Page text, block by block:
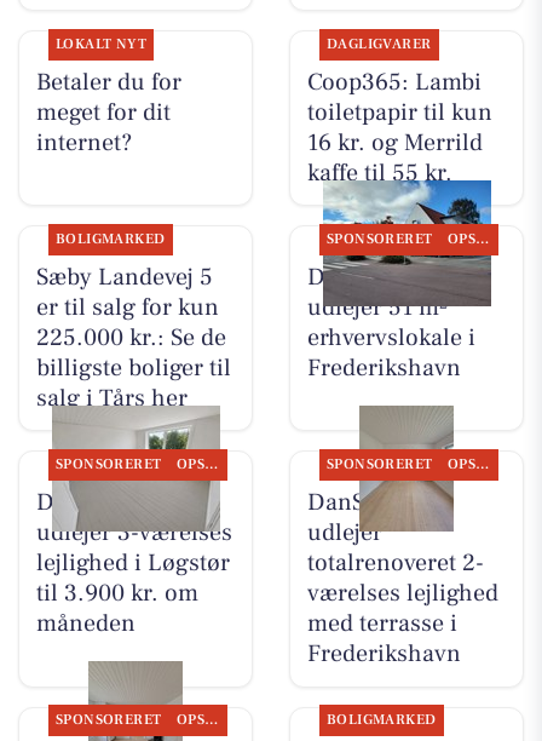
LOKALT NYT
Betaler du for
meget for dit
internet?
DAGLIGVARER
Coop365: Lambi
toiletpapir til kun
16 kr. og Merrild
kaffe til 55 kr.
BOLIGMARKED
Sæby Landevej 5
er til salg for kun
225.000 kr.: Se de
billigste boliger til
salg i Tårs her
SPONSORERET OPSLAGSTAVLEN
DanSeb ApS
udlejer 51 m²
erhvervslokale i
Frederikshavn
SPONSORERET OPSLAGSTAVLEN
DanSeb ApS
udlejer 3-værelses
lejlighed i Løgstør
til 3.900 kr. om
måneden
SPONSORERET OPSLAGSTAVLEN
DanSeb ApS
udlejer
totalrenoveret 2-
værelses lejlighed
med terrasse i
Frederikshavn
SPONSORERET OPSLAGSTAVLEN BOLIGMARKED